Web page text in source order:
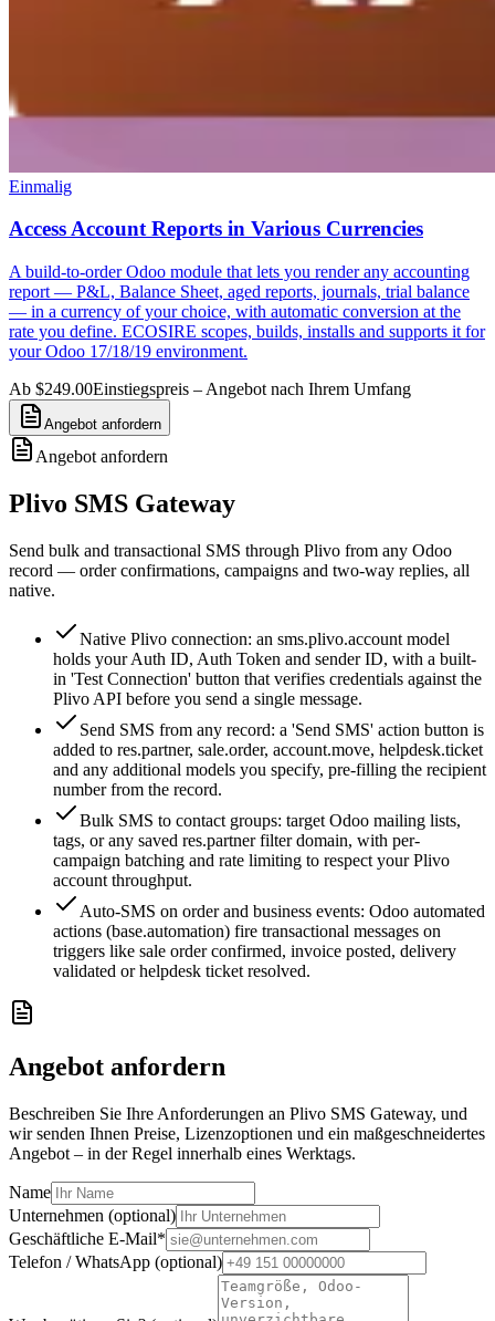
Einmalig
Access Account Reports in Various Currencies
A build-to-order Odoo module that lets you render any accounting
report — P&L, Balance Sheet, aged reports, journals, trial balance
— in a currency of your choice, with automatic conversion at the
rate you define. ECOSIRE scopes, builds, installs and supports it for
your Odoo 17/18/19 environment.
Ab $249.00Einstiegspreis – Angebot nach Ihrem Umfang
Angebot anfordern
Angebot anfordern
Plivo SMS Gateway
Send bulk and transactional SMS through Plivo from any Odoo
record — order confirmations, campaigns and two-way replies, all
native.
Native Plivo connection: an sms.plivo.account model
holds your Auth ID, Auth Token and sender ID, with a built-
in 'Test Connection' button that verifies credentials against the
Plivo API before you send a single message.
Send SMS from any record: a 'Send SMS' action button is
added to res.partner, sale.order, account.move, helpdesk.ticket
and any additional models you specify, pre-filling the recipient
number from the record.
Bulk SMS to contact groups: target Odoo mailing lists,
tags, or any saved res.partner filter domain, with per-
campaign batching and rate limiting to respect your Plivo
account throughput.
Auto-SMS on order and business events: Odoo automated
actions (base.automation) fire transactional messages on
triggers like sale order confirmed, invoice posted, delivery
validated or helpdesk ticket resolved.
Angebot anfordern
Beschreiben Sie Ihre Anforderungen an Plivo SMS Gateway, und
wir senden Ihnen Preise, Lizenzoptionen und ein maßgeschneidertes
Angebot – in der Regel innerhalb eines Werktags.
Name
Unternehmen (optional)
Geschäftliche E-Mail*
Telefon / WhatsApp (optional)